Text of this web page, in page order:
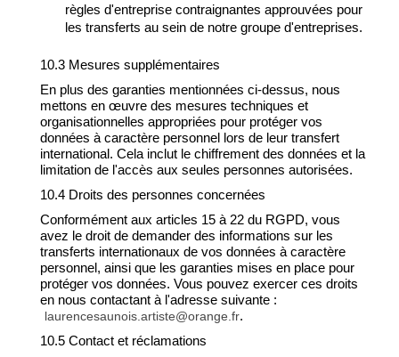
règles d'entreprise contraignantes approuvées pour
les transferts au sein de notre groupe d'entreprises.
10.3 Mesures supplémentaires
En plus des garanties mentionnées ci-dessus, nous
mettons en œuvre des mesures techniques et
organisationnelles appropriées pour protéger vos
données à caractère personnel lors de leur transfert
international. Cela inclut le chiffrement des données et la
limitation de l'accès aux seules personnes autorisées.
10.4 Droits des personnes concernées
Conformément aux articles 15 à 22 du RGPD, vous
avez le droit de demander des informations sur les
transferts internationaux de vos données à caractère
personnel, ainsi que les garanties mises en place pour
protéger vos données. Vous pouvez exercer ces droits
en nous contactant à l'adresse suivante :
laurencesaunois.artiste@orange.fr.
10.5 Contact et réclamations